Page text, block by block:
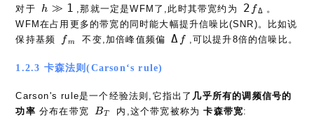
对于
h
\gg
1
h ≫ 1 ,那就一定是WFM了,此时其带宽约为 2f_\Delta
2 fΔ 。
WFM在占用更多的带宽的同时能大幅提升信噪比(SNR)。比如说
保持基频
f_m
f m 不变,加倍峰值频偏
\Delta
Δ f ,可以提升8倍的信噪比。
1.2.3 卡森法则(Carson‘s rule)
Carson's rule是一个经验法则,它指出了 几乎所有的调频信号的
功率 分布在带宽 B_T
BT 内,这个带宽被称为卡森带宽: